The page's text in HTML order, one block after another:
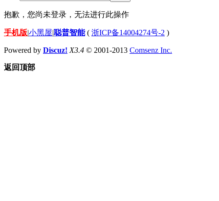
抱歉，您尚未登录，无法进行此操作
手机版|小黑屋|聪普智能( 浙ICP备14004274号-2 )
Powered by Discuz! X3.4 © 2001-2013 Comsenz Inc.
返回顶部